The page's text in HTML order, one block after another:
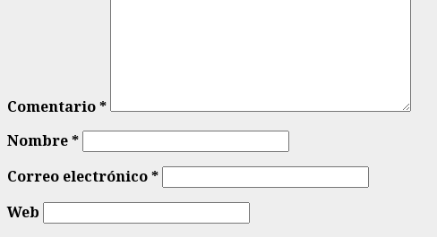
Comentario*
Nombre*
Correo electrónico*
Web